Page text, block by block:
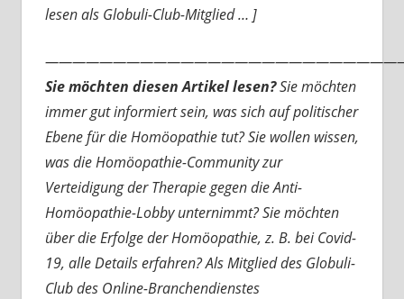
lesen als Globuli-Club-Mitglied … ]
Sie möchten diesen Artikel lesen?Sie möchten
immer gut informiert sein, was sich auf politischer
Ebene für die Homöopathie tut? Sie wollen wissen,
was die Homöopathie-Community zur
Verteidigung der Therapie gegen die Anti-
Homöopathie-Lobby unternimmt? Sie möchten
über die Erfolge der Homöopathie, z. B. bei Covid-
19, alle Details erfahren? Als Mitglied des Globuli-
Club des Online-Branchendienstes